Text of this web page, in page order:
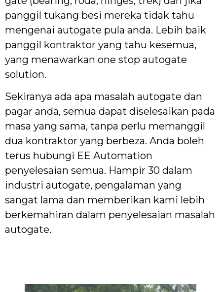
panggil tukang besi mereka tidak tahu
mengenai autogate pula anda. Lebih baik
panggil kontraktor yang tahu kesemua,
yang menawarkan one stop autogate
solution.
Sekiranya ada apa masalah autogate dan
pagar anda, semua dapat diselesaikan pada
masa yang sama, tanpa perlu memanggil
dua kontraktor yang berbeza. Anda boleh
terus hubungi EE Automation
penyelesaian semua. Hampir 30 dalam
industri autogate, pengalaman yang
sangat lama dan memberikan kami lebih
berkemahiran dalam penyelesaian masalah
autogate.